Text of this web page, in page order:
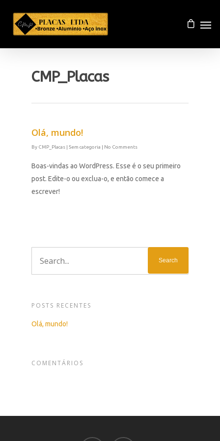
CMP_Placas
Olá, mundo!
By CMP_Placas | Sem categoria | No Comments
Boas-vindas ao WordPress. Esse é o seu primeiro
post. Edite-o ou exclua-o, e então comece a
escrever!
POSTS RECENTES
Olá, mundo!
COMENTÁRIOS